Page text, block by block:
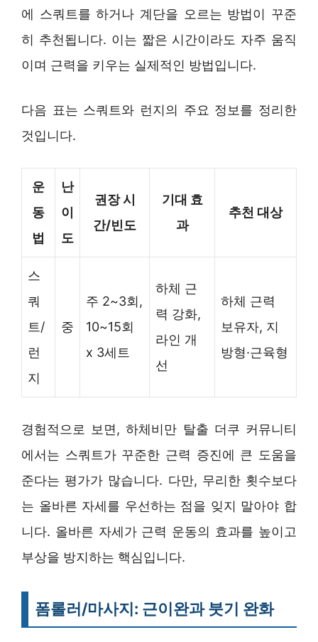
에 스쿼트를 하거나 계단을 오르는 방법이 꾸준
히 추천됩니다. 이는 짧은 시간이라도 자주 움직
이며 근력을 키우는 실제적인 방법입니다.
다음 표는 스쿼트와 런지의 주요 정보를 정리한
것입니다.
운
동
법
난
이
도
권장 시
간/빈도
기대 효
과
추천 대상
스
쿼
트/
런
지
중
주 2~3회,
10~15회
x 3세트
하체 근
력 강화,
라인 개
선
하체 근력
보유자, 지
방형·근육형
경험적으로 보면, 하체비만 탈출 더쿠 커뮤니티
에서는 스쿼트가 꾸준한 근력 증진에 큰 도움을
준다는 평가가 많습니다. 다만, 무리한 횟수보다
는 올바른 자세를 우선하는 점을 잊지 말아야 합
니다. 올바른 자세가 근력 운동의 효과를 높이고
부상을 방지하는 핵심입니다.
폼롤러/마사지: 근이완과 붓기 완화